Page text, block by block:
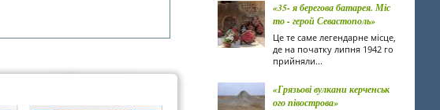
«35- я берегова батарея. Міс
то - герой Севастополь»
Це те саме легендарне місце,
де на початку липня 1942 го
прийняли...
«Грязьові вулкани керченськ
ого півострова»